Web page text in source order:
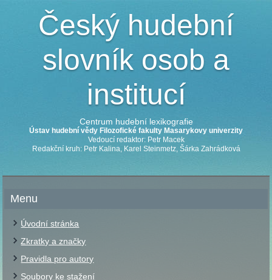
Český hudební
slovník osob a
institucí
Centrum hudební lexikografie
Ústav hudební vědy Filozofické fakulty Masarykovy univerzity
Vedoucí redaktor: Petr Macek
Redakční kruh: Petr Kalina, Karel Steinmetz, Šárka Zahrádková
Menu
Úvodní stránka
Zkratky a značky
Pravidla pro autory
Soubory ke stažení